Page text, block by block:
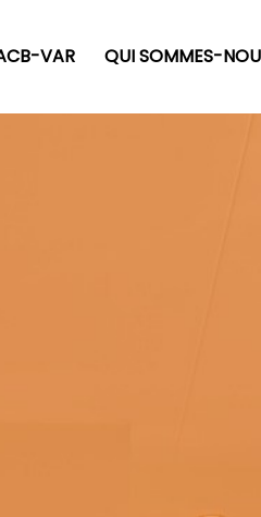
VAR QUI SOMMES-